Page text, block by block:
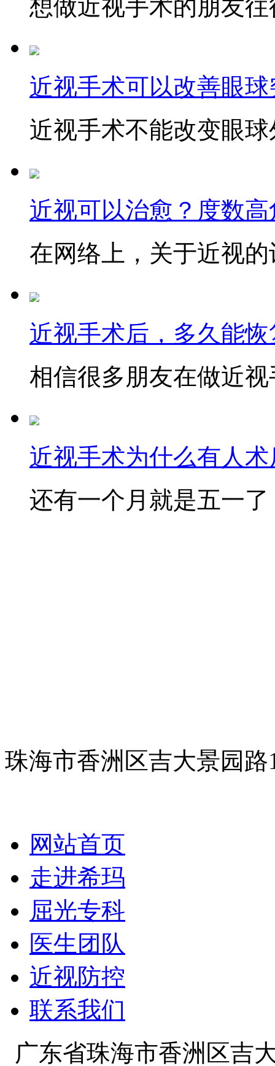
想做近视手术的朋友
近视手术可以改善眼
近视手术不能改变眼
近视可以治愈？度数
在网络上，关于近视
近视手术后，多久能
相信很多朋友在做近
近视手术为什么有人
还有一个月就是五一
珠海市香洲区吉大景园
网站首页
走进希玛
屈光专科
医生团队
近视防控
联系我们
广东省珠海市香洲区吉